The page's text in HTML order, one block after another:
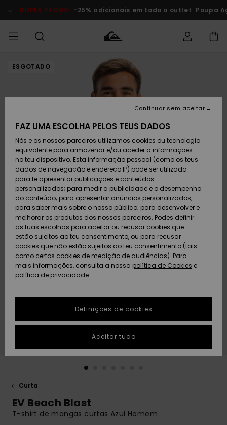
do
DUPLA PROMO -25% adicionais em todo o outlet Poupa
HOMEM Roupas
Calçado e
chinelos
Surfe/água
Snow
Artigos
recém-
chegados
Coleções
MENINO
Roupas
Calçado e
chinelos
Surfe/água
Neve
Artigos
recém-
chegados
Highlights
MULHER
Shop
chegados
Highlights
Snow
SURF
Surf Shop
Homem
Crianças
Highlights
Community
SNOW
Artigos
Neve
Homem
Artigos
Criança
Snow Shop
Feminino
Highlights
Community
DUPLA
PROMO
Outlet
Homem
Criança
Outlet
Mulher
AJUDA
Acede à tua
encomenda
Devoluções
Pagamento
Cartão
presente
Quiksilver
Freedom
Protecção de
dados
Guia de
tamanhos
conversa para
obteres a
resposta mais
rápida à tua
conversa
SUSTAINABILITY
PRESENTE
DESEJO
ESGOTADO
Curta
EV Beach Blast
T-shirt de mangas curtas Azul Homem
FAZ UMA ESCOLHA PELOS TEUS DADOS
Nós e os nossos parceiros utilizamos cookies ou tecnologia
equivalente para armazenar e/ou aceder a informações
no teu dispositivo. Esta informação pessoal (como os teus
dados de navegação e endereço IP) pode ser utilizada
para te apresentar publicações e conteúdos
personalizados; para medir a publicidade e o desempenho
do conteúdo; para apresentar anúncios personalizados;
para saber mais sobre o nosso público; para desenvolver e
melhorar os produtos dos nossos parceiros. Podes definir
as tuas escolhas para aceitar ou recusar cookies que
estão sujeitos ao teu consentimento, ou para recusar
cookies que não estão sujeitos ao teu consentimento (tais
como certos cookies de medição de audiências). Para
mais informações, consulta a nossa política de Cookies e
política de privacidade
Definições de cookies
Continuar sem aceitar
Aceitar tudo